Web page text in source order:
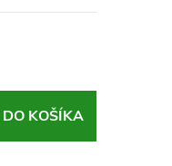
KOŠÍKA